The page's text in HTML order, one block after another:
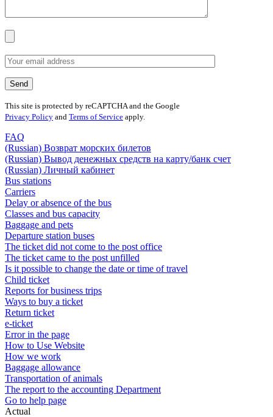
This site is protected by reCAPTCHA and the Google
Privacy Policy and Terms of Service apply.
FAQ
(Russian) Возврат морских билетов
(Russian) Вывод денежных средств на карту/банк счет
(Russian) Личный кабинет
Bus stations
Carriers
Delay or absence of the bus
Classes and bus capacity
Baggage and pets
Departure station buses
The ticket did not come to the post office
The ticket came to the post unfilled
Is it possible to change the date or time of travel
Child ticket
Reports for business trips
Ways to buy a ticket
Return ticket
e-ticket
Error in the page
How to Use Website
How we work
Baggage allowance
Transportation of animals
The report to the accounting Department
Go to help page
Actual